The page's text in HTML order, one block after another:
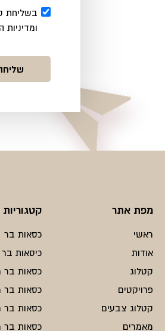
בשליחת
ומדיניות
מפת אתר
ראשי
אודות
קטלוג
פרויקטים
קטלוג צבעים
מאמרים
כסאות בר
כיסאות
כסאות בר
כסאות
כסאות בר
כסאות בר